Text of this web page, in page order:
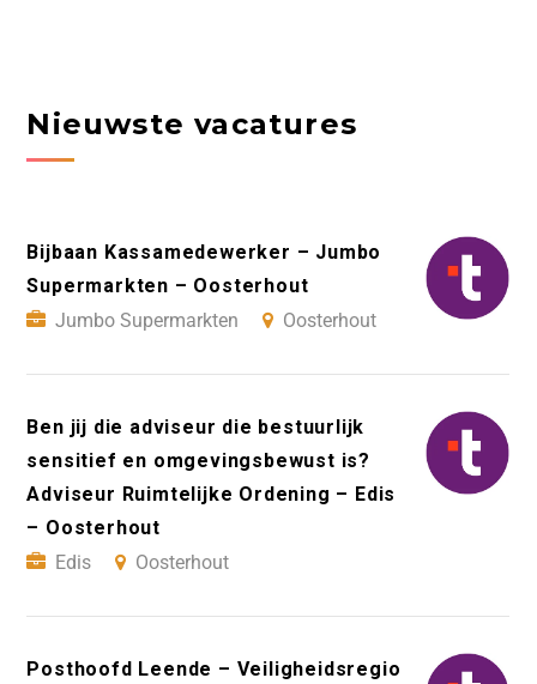
Nieuwste vacatures
Bijbaan Kassamedewerker – Jumbo
Supermarkten – Oosterhout
Jumbo Supermarkten
Oosterhout
Ben jij die adviseur die bestuurlijk
sensitief en omgevingsbewust is?
Adviseur Ruimtelijke Ordening – Edis
– Oosterhout
Edis
Oosterhout
Posthoofd Leende – Veiligheidsregio